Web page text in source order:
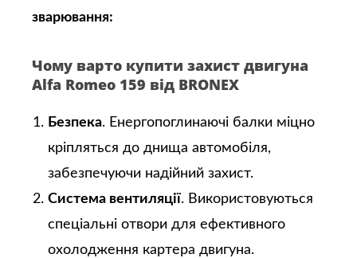
зварювання:
Чому варто купити захист двигуна
Alfa Romeo 159 від BRONEX
Безпека. Енергопоглинаючі балки міцно
кріпляться до днища автомобіля,
забезпечуючи надійний захист.
Система вентиляції. Використовуються
спеціальні отвори для ефективного
охолодження картера двигуна.